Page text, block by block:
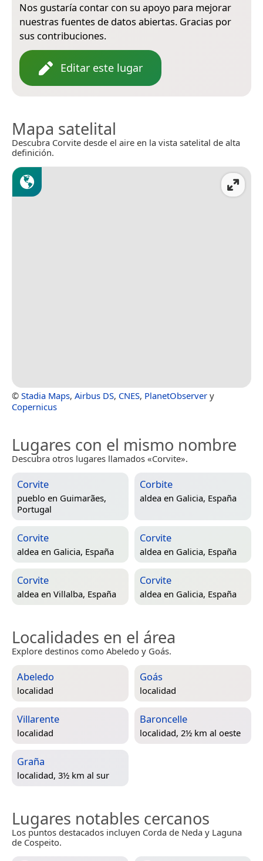
Nos gustaría contar con su apoyo para mejorar
nuestras fuentes de datos abiertas. Gracias por
sus contribuciones.
Editar este lugar
Mapa satelital
Descubra Corvite desde el aire en la vista satelital de alta
definición.
© Stadia Maps, Airbus DS, CNES, PlanetObserver y
Copernicus
Lugares con el mismo nombre
Descubra otros lugares llamados «Corvite».
Corvite
pueblo en Guimarães,
Portugal
Corbite
aldea en Galicia, España
Corvite
aldea en Galicia, España
Corvite
aldea en Galicia, España
Corvite
aldea en Villalba, España
Corvite
aldea en Galicia, España
Localidades en el área
Explore destinos como Abeledo y Goás.
Abeledo
localidad
Goás
localidad
Villarente
localidad
Baroncelle
localidad, 2½ km al oeste
Graña
localidad, 3½ km al sur
Lugares notables cercanos
Los puntos destacados incluyen Corda de Neda y Laguna
de Cospeito.